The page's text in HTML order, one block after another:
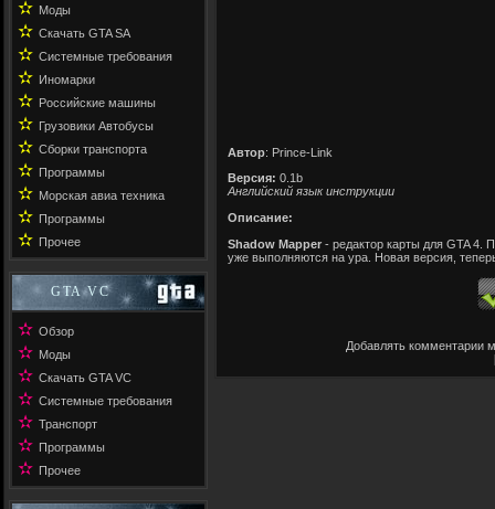
✫ Моды
✫ Скачать GTA SA
✫ Системные требования
✫ Иномарки
✫ Российские машины
✫ Грузовики Автобусы
✫ Сборки транспорта
✫ Программы
✫ Морская авиа техника
✫ Программы
✫ Прочее
GTA VC
✫ Обзор
✫ Моды
✫ Скачать GTA VC
✫ Системные требования
✫ Транспорт
✫ Программы
✫ Прочее
Автор: Prince-Link
Версия: 0.1b
Английский язык инструкции
Описание:
Shadow Mapper - редактор карты для GTA 4.
уже выполняются на ура. Новая версия,
Добавлять комментарии